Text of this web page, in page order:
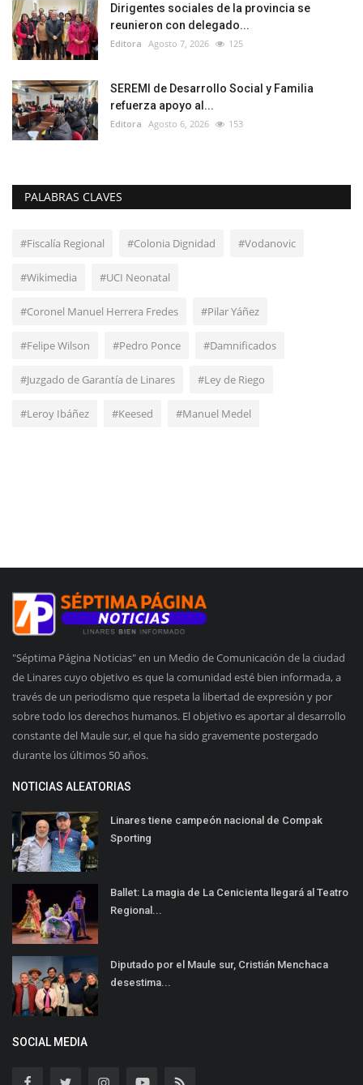
Dirigentes sociales de la provincia se
reunieron con delegado...
Editora Agosto 7, 2026 125
SEREMI de Desarrollo Social y Familia
refuerza apoyo al...
Editora Agosto 6, 2026 153
PALABRAS CLAVES
#Fiscalía Regional #Colonia Dignidad #Vodanovic
#Wikimedia #UCI Neonatal
#Coronel Manuel Herrera Fredes #Pilar Yáñez
#Felipe Wilson #Pedro Ponce #Damnificados
#Juzgado de Garantía de Linares #Ley de Riego
#Leroy Ibáñez #Keesed #Manuel Medel
"Séptima Página Noticias" en un Medio de Comunicación de la ciudad
de Linares cuyo objetivo es que la comunidad esté bien informada, a
través de un periodismo que respeta la libertad de expresión y por
sobre todo los derechos humanos. El objetivo es aportar al desarrollo
constante del Maule sur, el que ha sido gravemente postergado
durante los últimos 50 años.
NOTICIAS ALEATORIAS
Linares tiene campeón nacional de Compak
Sporting
Ballet: La magia de La Cenicienta llegará al Teatro
Regional...
Diputado por el Maule sur, Cristián Menchaca
desestima...
SOCIAL MEDIA